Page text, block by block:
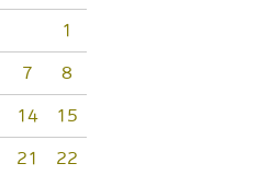
1
7 8
14 15
21 22